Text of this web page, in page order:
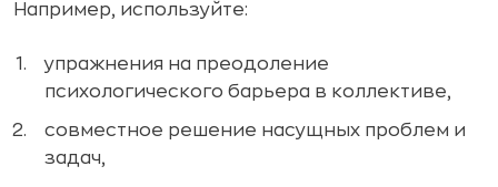
Например, используйте:
упражнения на преодоление
психологического барьера в коллективе,
совместное решение насущных проблем и
задач,